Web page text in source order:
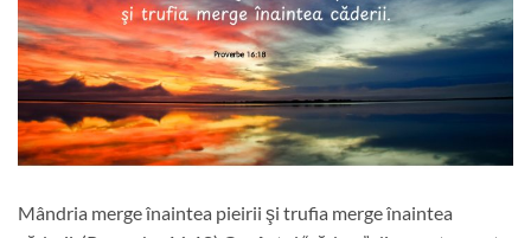
Mândria merge înaintea pieirii şi trufia merge înaintea